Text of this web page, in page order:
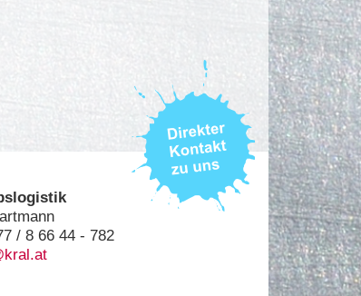
/ 8 66 44 - 782
.at